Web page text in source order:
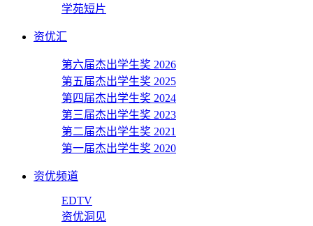
学苑短片
资优汇
第六届杰出学生奖 2026
第五届杰出学生奖 2025
第四届杰出学生奖 2024
第三届杰出学生奖 2023
第二届杰出学生奖 2021
第一届杰出学生奖 2020
资优频道
EDTV
资优洞见